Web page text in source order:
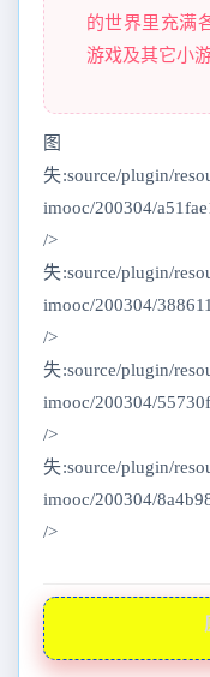
的世界里充满
游戏及其它小
失:source/plugin/
imooc/200304/
/>
失:source/plugin/
imooc/200304/
/>
失:source/plugin/
imooc/200304/
/>
失:source/plugin/
imooc/200304/
/>